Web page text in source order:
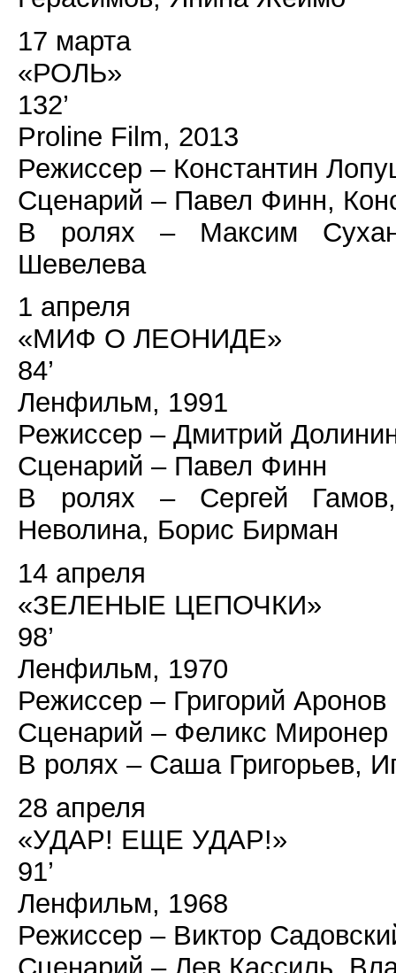
17 марта
«РОЛЬ»
132’
Proline Film, 2013
Режиссер – Константин
Сценарий – Павел Финн,
В ролях – Максим
Шевелева
1 апреля
«МИФ О ЛЕОНИДЕ»
84’
Ленфильм, 1991
Режиссер – Дмитрий
Сценарий – Павел Финн
В ролях – Сергей
Неволина, Борис Бирман
14 апреля
«ЗЕЛЕНЫЕ ЦЕПОЧКИ»
98’
Ленфильм, 1970
Режиссер – Григорий Аронов
Сценарий – Феликс Миронер
В ролях – Саша Григорьев,
28 апреля
«УДАР! ЕЩЕ УДАР!»
91’
Ленфильм, 1968
Режиссер – Виктор